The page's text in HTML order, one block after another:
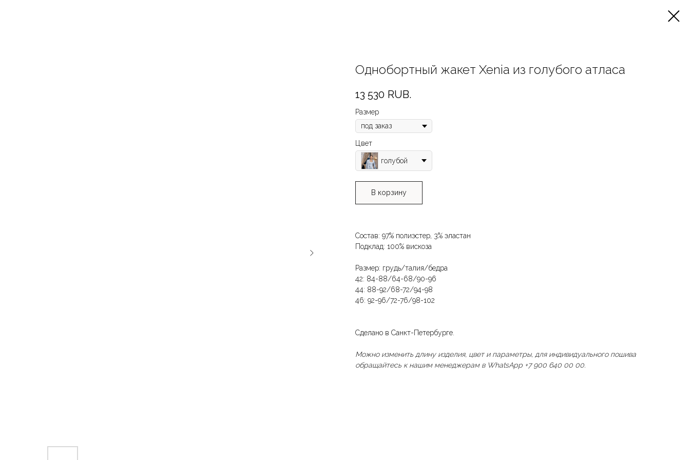
Однобортный жакет Xenia из голубого атласа
13 530 RUB.
Размер
Цвет
голубой
В корзину
Состав: 97% полиэстер, 3% эластан
Подклад: 100% вискоза
Размер: грудь/талия/бедра
42: 84-88/64-68/90-96
44: 88-92/68-72/94-98
46: 92-96/72-76/98-102
Сделано в Санкт-Петербурге.
Можно изменить длину изделия, цвет и параметры, для индивидуального пошива
обращайтесь к нашим менеджерам в WhatsApp +7 900 640 00 00.